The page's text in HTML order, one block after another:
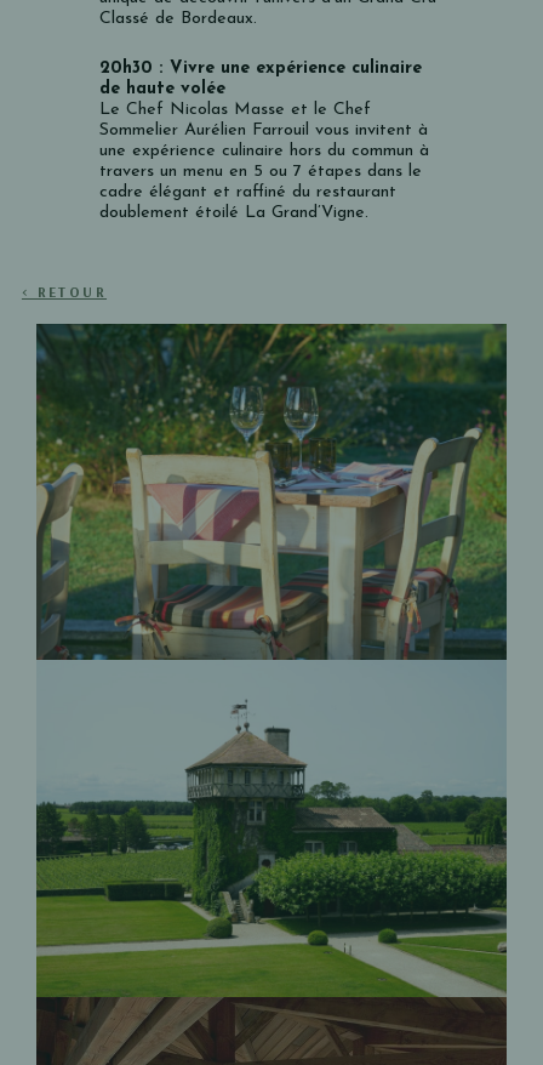
Classé de Bordeaux.
20h30 : Vivre une expérience culinaire
de haute volée
Le Chef Nicolas Masse et le Chef
Sommelier Aurélien Farrouil vous invitent à
une expérience culinaire hors du commun à
travers un menu en 5 ou 7 étapes dans le
cadre élégant et raffiné du restaurant
doublement étoilé La Grand’Vigne.
< RETOUR